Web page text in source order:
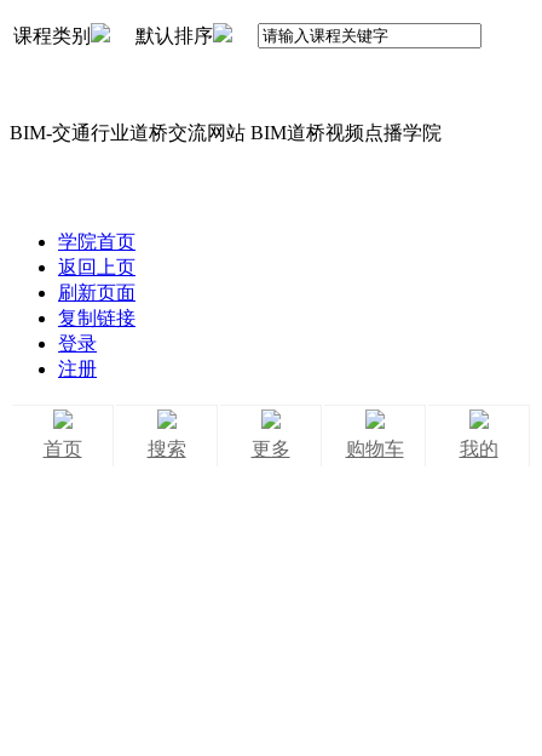
课程类别 默认排序
BIM-交通行业道桥交流网站 BIM道桥视频点播学院
学院首页
返回上页
刷新页面
复制链接
登录
注册
首页 搜索 更多 购物车 我的